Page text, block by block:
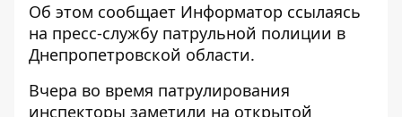
Об этом сообщает Информатор ссылаясь
на пресс-службу патрульной полиции в
Днепропетровской области.
Вчера во время патрулирования
инспекторы заметили на открытой